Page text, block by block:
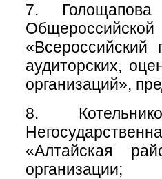
7.
аудиторских,
организаций»,
8.
«Алтайская
организации;